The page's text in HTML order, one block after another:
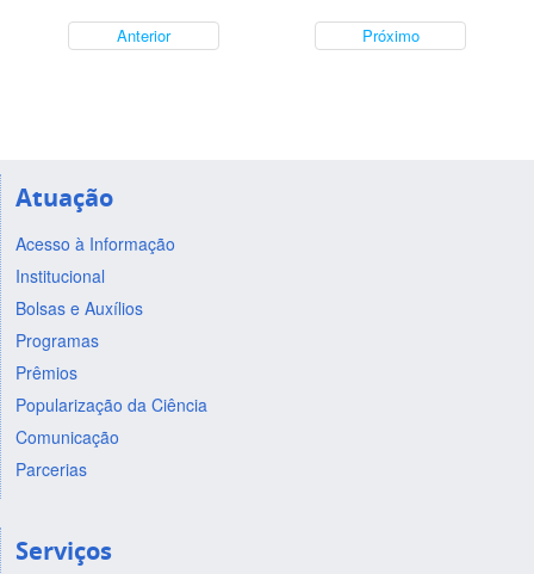
Anterior Próximo
Atuação
Acesso à Informação
Institucional
Bolsas e Auxílios
Programas
Prêmios
Popularização da Ciência
Comunicação
Parcerias
Serviços